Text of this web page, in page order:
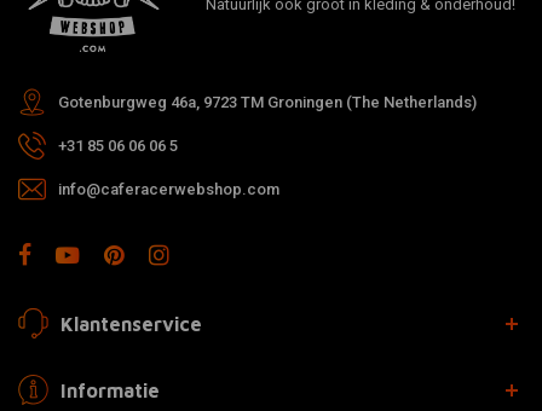
Natuurlijk ook groot in kleding & onderhoud!
Gotenburgweg 46a, 9723 TM Groningen (The Netherlands)
+31 85 06 06 06 5
info@caferacerwebshop.com
Klantenservice
Informatie